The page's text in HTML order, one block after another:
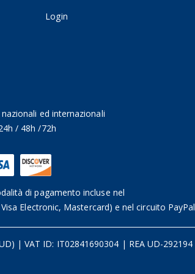
Login
ed internazionali
/ 48h /72h
di pagamento incluse nel
Electronic, Mastercard) e nel circuito PayPal
|VAT ID: IT02841690304 | REA UD-292194